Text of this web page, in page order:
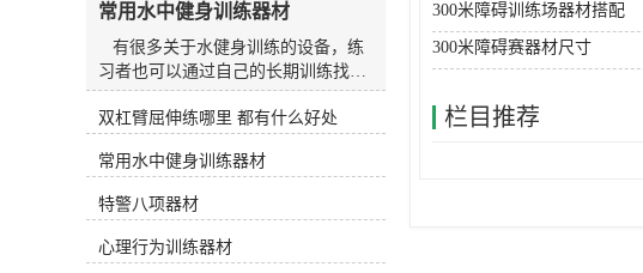
300米障碍训练场器材搭配
300米障碍赛器材尺寸
栏目推荐
常用水中健身训练器材
有很多关于水健身训练的设备，练
习者也可以通过自己的长期训练找到
和发明适合自己的水训练设备。今天
主要介绍以下设备，可根据实际水训
滑鞋 游泳池底部很滑，可以穿防滑
鞋，防止动作变形，稳定完成所需动
作。2.水阻手套水阻手套 徒手运动
后，可选择抗组设备，增加运动难
度，通过阻力手套增加划水面积，练
双杠臂屈伸练哪里 都有什么好处
常用水中健身训练器材
特警八项器材
心理行为训练器材